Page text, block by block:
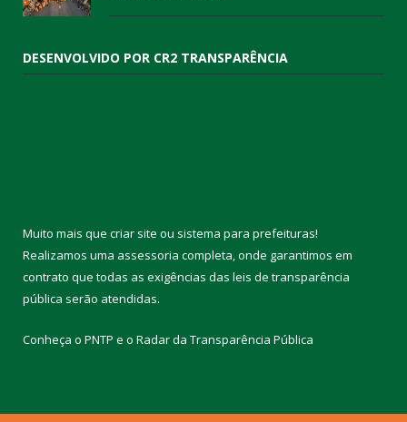
DESENVOLVIDO POR CR2 TRANSPARÊNCIA
Muito mais que criar site ou sistema para prefeituras!
Realizamos uma assessoria completa, onde garantimos em
contrato que todas as exigências das leis de transparência
pública serão atendidas.
Conheça o PNTP e o Radar da Transparência Pública